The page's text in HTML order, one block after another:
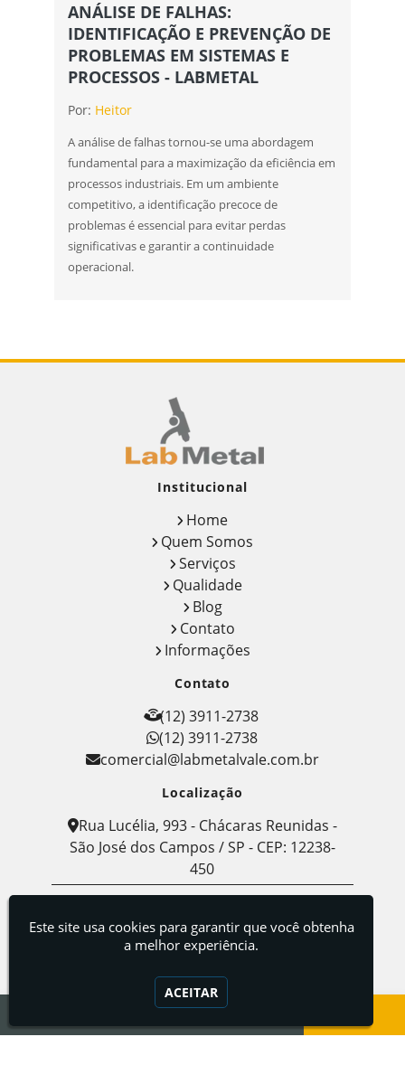
ANÁLISE DE FALHAS:
IDENTIFICAÇÃO E PREVENÇÃO DE
PROBLEMAS EM SISTEMAS E
PROCESSOS - LABMETAL
Por: Heitor
A análise de falhas tornou-se uma abordagem
fundamental para a maximização da eficiência em
processos industriais. Em um ambiente
competitivo, a identificação precoce de
problemas é essencial para evitar perdas
significativas e garantir a continuidade
operacional.
Institucional
Home
Quem Somos
Serviços
Qualidade
Blog
Contato
Informações
Contato
(12) 3911-2738
(12) 3911-2738
comercial@labmetalvale.com.br
Localização
Rua Lucélia, 993 - Chácaras Reunidas -
São José dos Campos / SP - CEP: 12238-
450
Metalografia
Este site usa cookies para garantir que você obtenha
a melhor experiência.
ACEITAR